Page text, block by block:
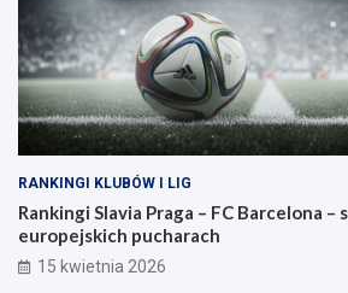
RANKINGI KLUBÓW I LIG
Rankingi Slavia Praga – FC Barcelona –
europejskich pucharach
15 kwietnia 2026